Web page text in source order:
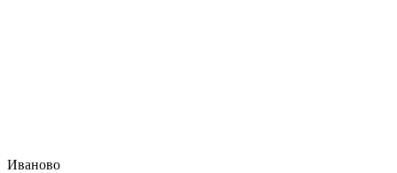
Иваново